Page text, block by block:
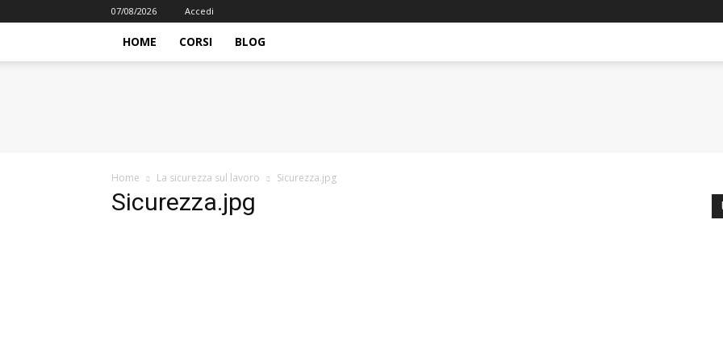
07/08/2026 Accedi
HOME CORSI BLOG
Home La sicurezza sul lavoro Sicurezza.jpg
Sicurezza.jpg